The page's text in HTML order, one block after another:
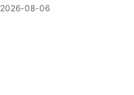
机卡顿问题！
2026-08-06